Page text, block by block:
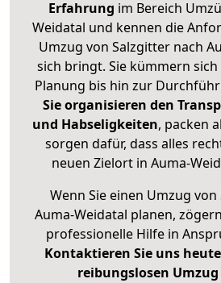
Erfahrung im Bereich
Weidatal und kennen die
Umzug von Salzgitter nach
sich bringt. Sie kümmern
Planung bis hin zur
Sie organisieren den
und Habseligkeiten, packen
sorgen dafür, dass alles
neuen Zielort in Auma-
Wenn Sie einen Umzug
Auma-Weidatal planen,
professionelle Hilfe in
Kontaktieren Sie uns heute
reibungslosen Umzug